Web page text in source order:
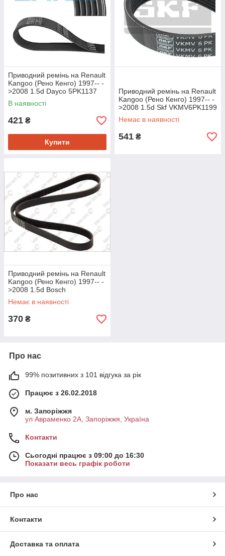
Приводний ремінь на Renault
Kangoo (Рено Кенго) 1997-- -
>2008 1.5d Dayco 5PK1137
В наявності
421 ₴
Купити
Приводний ремінь на Renault
Kangoo (Рено Кенго) 1997-- -
>2008 1.5d Skf VKMV6PK1199
Немає в наявності
541 ₴
Приводний ремінь на Renault
Kangoo (Рено Кенго) 1997-- -
>2008 1.5d Bosch
1987948435
Немає в наявності
370 ₴
Про нас
99% позитивних з 101 відгука за рік
Працює з 26.02.2018
м. Запоріжжя
ул Авраменко 2А, Запоріжжя, Україна
Контакти
Сьогодні працює з 09:00 до 16:30
Показати весь графік роботи
Про нас
Контакти
Доставка та оплата